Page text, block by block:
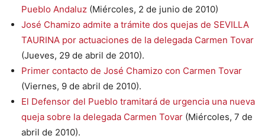
Pueblo Andaluz (Miércoles, 2 de junio de 2010)
José Chamizo admite a trámite dos quejas de SEVILLA
TAURINA por actuaciones de la delegada Carmen Tovar
(Jueves, 29 de abril de 2010).
Primer contacto de José Chamizo con Carmen Tovar
(Viernes, 9 de abril de 2010).
El Defensor del Pueblo tramitará de urgencia una nueva
queja sobre la delegada Carmen Tovar (Miércoles, 7 de
abril de 2010).